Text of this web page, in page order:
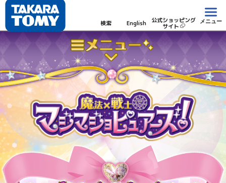
検索 English 公式ショッピング
サイト
メニュー